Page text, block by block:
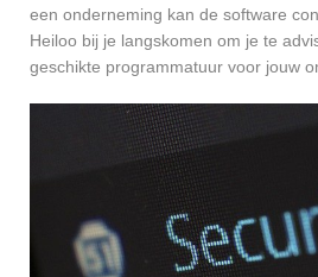
een onderneming kan de software
Heiloo bij je langskomen om je te
geschikte programmatuur voor jouw